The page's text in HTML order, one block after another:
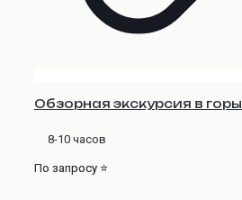
Обзорная экскурсия в горы
8-10 часов
По запросу ⭐